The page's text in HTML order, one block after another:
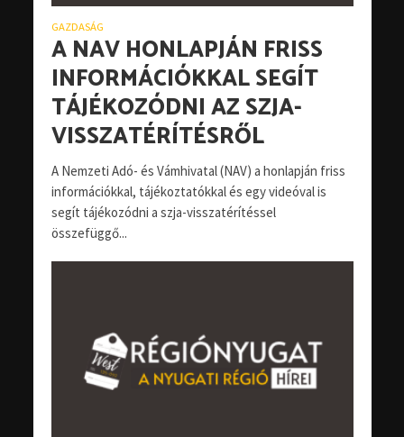
GAZDASÁG
A NAV HONLAPJÁN FRISS
INFORMÁCIÓKKAL SEGÍT
TÁJÉKOZÓDNI AZ SZJA-
VISSZATÉRÍTÉSRŐL
A Nemzeti Adó- és Vámhivatal (NAV) a honlapján friss
információkkal, tájékoztatókkal és egy videóval is
segít tájékozódni a szja-visszatérítéssel
összefüggő...